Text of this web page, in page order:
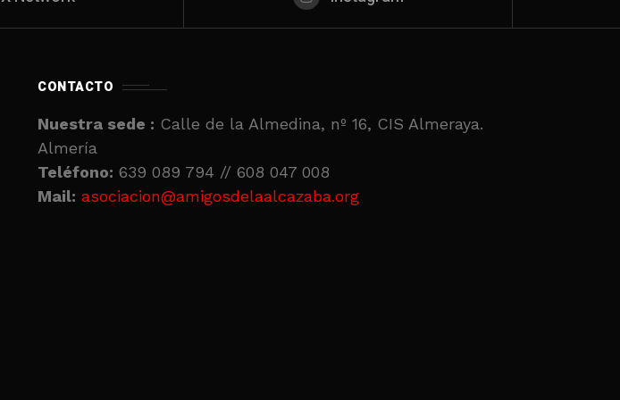
CONTACTO
Nuestra sede : Calle de la Almedina, nº 16, CIS Almeraya.
Almería
Teléfono: 639 089 794 // 608 047 008
Mail: asociacion@amigosdelaalcazaba.org